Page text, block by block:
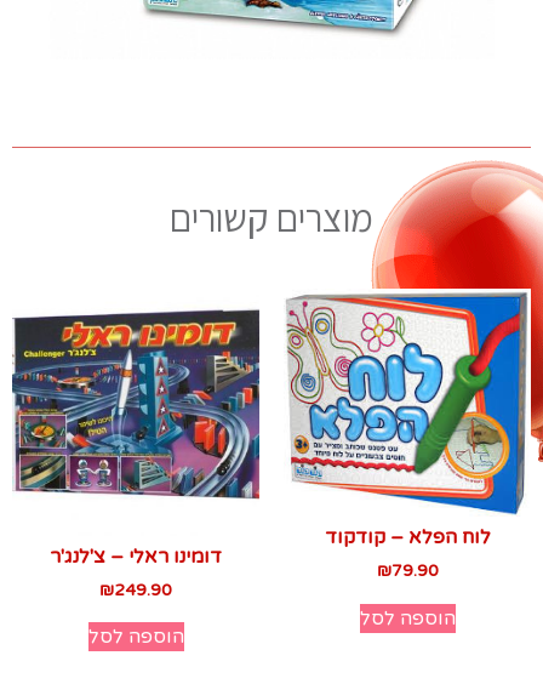
מוצרים קשורים
לוח הפלא – קודקוד
₪79.90
הוספה לסל
דומינו ראלי – צ'לנג'ר
₪249.90
הוספה לסל